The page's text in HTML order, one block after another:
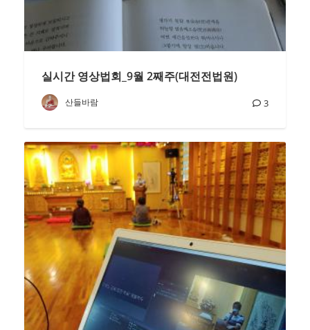
실시간 영상법회_9월 2째주(대전전법원)
산들바람 3